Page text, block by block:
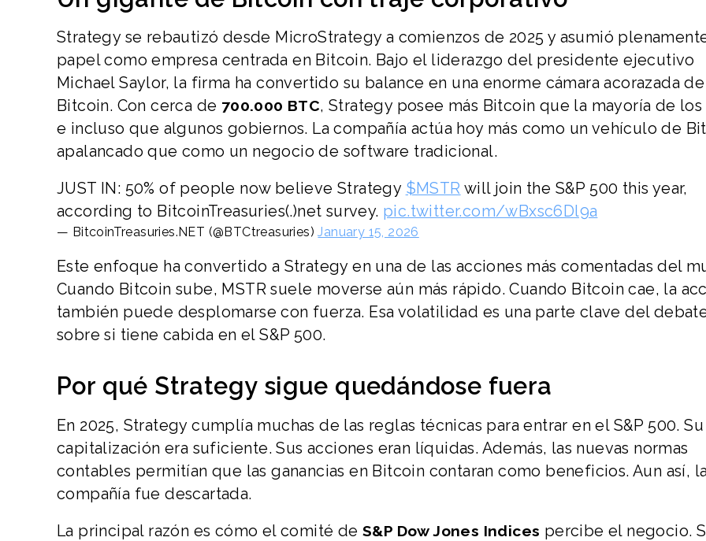
Strategy se rebautizó desde MicroStrategy a comienzos de 2025 y asumió
papel como empresa centrada en Bitcoin. Bajo el liderazgo del presidente ejecutivo
Michael Saylor, la firma ha convertido su balance en una enorme cámara acorazada de
Bitcoin. Con cerca de 700.000 BTC, Strategy posee más Bitcoin que la mayoría de los
e incluso que algunos gobiernos. La compañía actúa hoy más como un vehículo de
apalancado que como un negocio de software tradicional.
JUST IN: 50% of people now believe Strategy $MSTR will join the S&P 500 this year,
according to BitcoinTreasuries(.)net survey. pic.twitter.com/wBxsc6Dl9a
— BitcoinTreasuries.NET (@BTCtreasuries)January 15, 2026
Este enfoque ha convertido a Strategy en una de las acciones más comentadas del
Cuando Bitcoin sube, MSTR suele moverse aún más rápido. Cuando Bitcoin cae, la
también puede desplomarse con fuerza. Esa volatilidad es una parte clave del
sobre si tiene cabida en el S&P 500.
Por qué Strategy sigue quedándose fuera
En 2025, Strategy cumplía muchas de las reglas técnicas para entrar en el S&P 500. Su
capitalización era suficiente. Sus acciones eran líquidas. Además, las nuevas normas
contables permitían que las ganancias en Bitcoin contaran como beneficios. Aun así, la
compañía fue descartada.
La principal razón es cómo el comité de S&P Dow Jones Indices percibe el negocio.